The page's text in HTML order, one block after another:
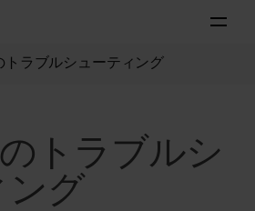
トラブルシューティング
トラブルシ
ング